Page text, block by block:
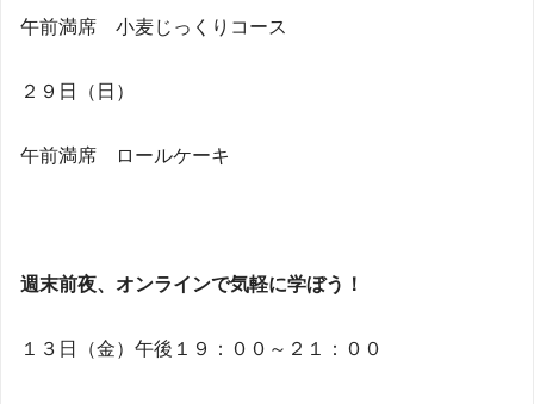
午前満席 小麦じっくりコース
２９日（日）
午前満席 ロールケーキ
週末前夜、オンラインで気軽に学ぼう！
１３日（金）午後１９：００～２１：００